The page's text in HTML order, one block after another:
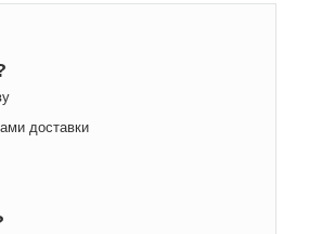
доставки